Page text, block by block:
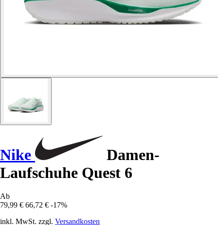
Nike
Damen-
Laufschuhe Quest 6
Ab
79,99 € 66,72 € -17%
inkl. MwSt. zzgl. Versandkosten